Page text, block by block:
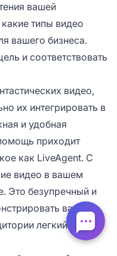
вашей
типы видео
вашего бизнеса.
и соответствовать
видео,
их интегрировать в
и удобная
приходит
как LiveAgent. С
видео в вашем
Это безупречный и
ваши
легкий доступ